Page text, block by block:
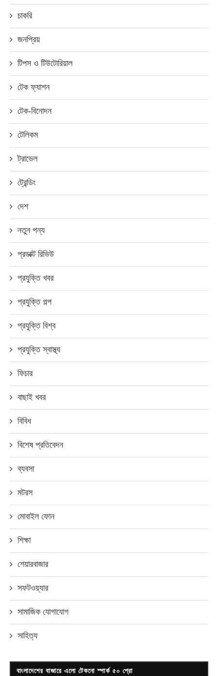
চাকরি
জনপ্রিয়
টিপস ও টিউটোরিয়াল
টেক ফ্যাশন
টেক-বিনোদন
টেলিকম
ট্রাভেল
ট্রেন্ডিং
দেশ
নতুন পন্য
প্রডাক্ট রিভিউ
প্রযুক্তি খবর
প্রযুক্তি গল্প
প্রযুক্তি বিশ্ব
প্রযুক্তি স্বাস্থ্য
ফিচার
বাছাই খবর
বিবিধ
বিশেষ প্রতিবেদন
ব্যবসা
মটরস
মোবাইল ফোন
শিক্ষা
শেয়ারবাজার
সফটওয়্যার
সামাজিক যোগাযোগ
সাহিত্য
বাংলাদেশের বাজারে এলো টেকনো স্পার্ক ৫০ প্রো